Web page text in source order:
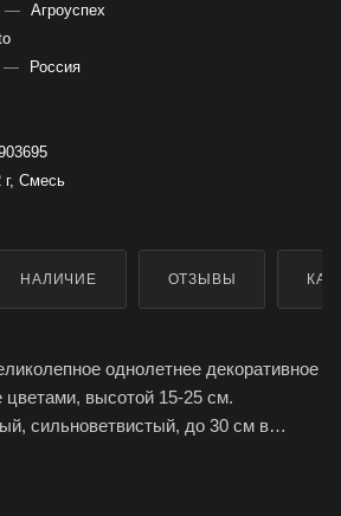
— Агроуспех
—
Россия
г, Смесь
НАЛИЧИЕ ОТЗЫВЫ
однолетнее декоративное
цветами, высотой 15-25 см.
сильноветвистый, до 30 см в
до 15 см длиной. Соцветия